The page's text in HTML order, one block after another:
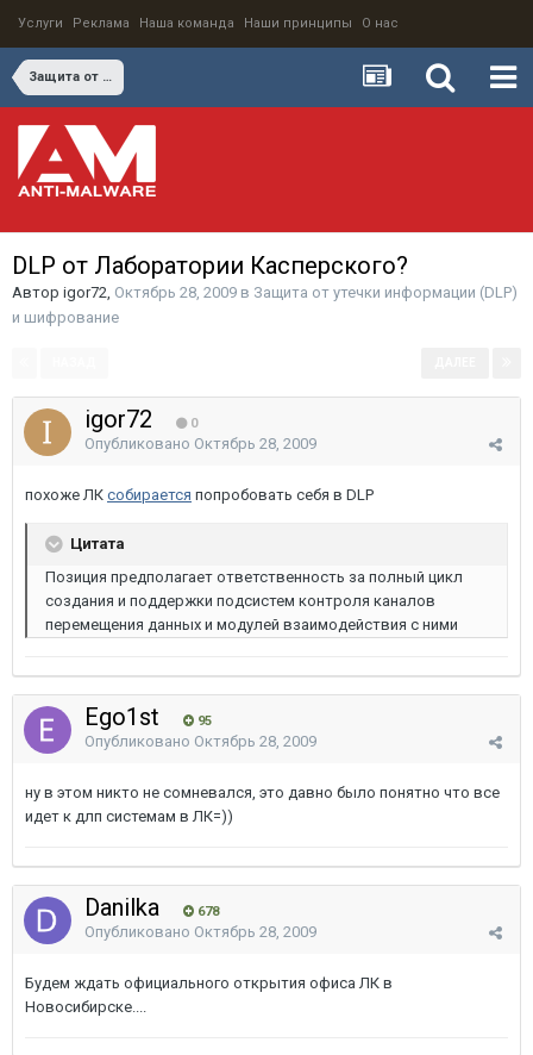
Услуги Реклама Наша команда Наши принципы О нас
Защита от утечки информации (DLP) и шифрование
DLP от Лaборатории Касперского?
Автор igor72, Октябрь 28, 2009 в Защита от утечки информации (DLP)
и шифрование
igor72 0
Опубликовано Октябрь 28, 2009
похоже ЛК собирается попробовать себя в DLP
Цитата
Позиция предполагает ответственность за полный цикл
создания и поддержки подсистем контроля каналов
перемещения данных и модулей взаимодействия с ними
Ego1st 95
Опубликовано Октябрь 28, 2009
ну в этом никто не сомневался, это давно было понятно что все
идет к длп системам в ЛК=))
Danilka 678
Опубликовано Октябрь 28, 2009
Будем ждать официального открытия офиса ЛК в
Новосибирске....